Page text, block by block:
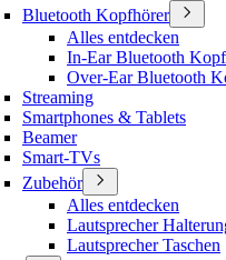
Bluetooth Kopfhörer
Alles entdecken
In-Ear Bluetooth
Over-Ear Bluetooth
Streaming
Smartphones & Tablets
Beamer
Smart-TVs
Zubehör
Alles entdecken
Lautsprecher
Lautsprecher Taschen